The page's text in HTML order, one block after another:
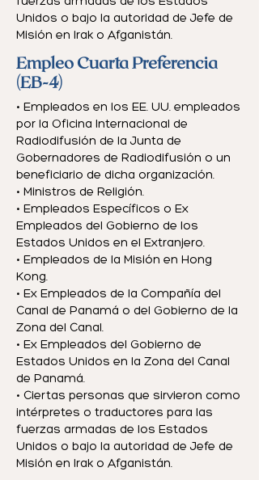
Unidos o bajo la autoridad de Jefe de
Misión en Irak o Afganistán.
Empleo Cuarta Preferencia
(EB-4)
• Empleados en los EE. UU. empleados
por la Oficina Internacional de
Radiodifusión de la Junta de
Gobernadores de Radiodifusión o un
beneficiario de dicha organización.
• Ministros de Religión.
• Empleados Específicos o Ex
Empleados del Gobierno de los
Estados Unidos en el Extranjero.
• Empleados de la Misión en Hong
Kong.
• Ex Empleados de la Compañía del
Canal de Panamá o del Gobierno de la
Zona del Canal.
• Ex Empleados del Gobierno de
Estados Unidos en la Zona del Canal
de Panamá.
• Ciertas personas que sirvieron como
intérpretes o traductores para las
fuerzas armadas de los Estados
Unidos o bajo la autoridad de Jefe de
Misión en Irak o Afganistán.